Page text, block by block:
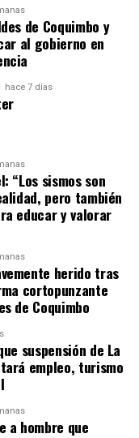
de Coquimbo y
al gobierno en
hace 7 días
“Los sismos son
pero también
educar y valorar
herido tras
cortopunzante
de Coquimbo
suspensión de La
empleo, turismo
a hombre que